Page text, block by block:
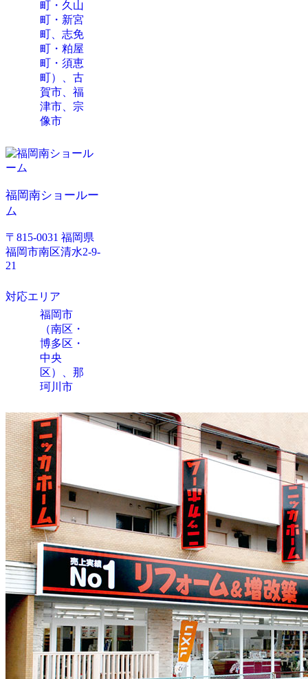
町・久山
町・新宮
町、志免
町・粕屋
町・須恵
町）、古
賀市、福
津市、宗
像市
福岡南ショールー
ム
〒815-0031 福岡県
福岡市南区清水2-9-
21
対応エリア
福岡市
（南区・
博多区・
中央
区）、那
珂川市